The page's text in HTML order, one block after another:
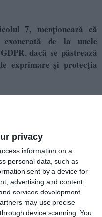
privacy
information on a
personal data, such as
sent by a device for
advertising and content
services development.
may use precise
device scanning. You
7, menţionează că
de la unele
dacă se păstrează
exprimare şi protecţia
Consiliul Local Eforie
peisagistică pentru